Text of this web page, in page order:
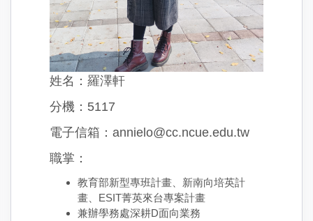
姓名：羅澤軒
分機：5117
電子信箱：annielo@cc.ncue.edu.tw
職掌：
教育部新型專班計畫、新南向培英計
畫、ESIT菁英來台專案計畫
兼辦學務處深耕D面向業務